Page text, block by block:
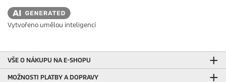
e
.
2
5
e
n
Vytvořeno umělou inteligencí
VŠE O NÁKUPU NA E-SHOPU
MOŽNOSTI PLATBY A DOPRAVY